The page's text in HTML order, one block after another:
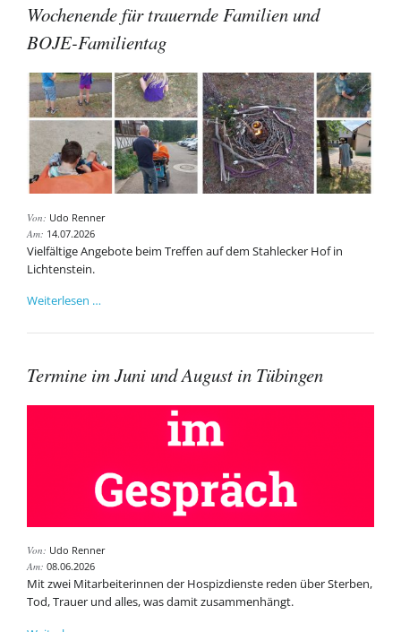
zu
Ende
geht"
Wochenende für trauernde Familien und
BOJE-Familientag
Von: Udo Renner
Am: 14.07.2026
Vielfältige Angebote beim Treffen auf dem Stahlecker Hof in
Lichtenstein.
Weiterlesen …Wochenende
trauernde
und
Familientag
Termine im Juni und August in Tübingen
Von: Udo Renner
Am: 08.06.2026
Mit zwei Mitarbeiterinnen der Hospizdienste reden über Sterben,
Tod, Trauer und alles, was damit zusammenhängt.